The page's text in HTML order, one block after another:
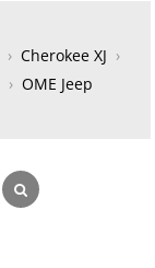
› Cherokee XJ ›
› OME Jeep